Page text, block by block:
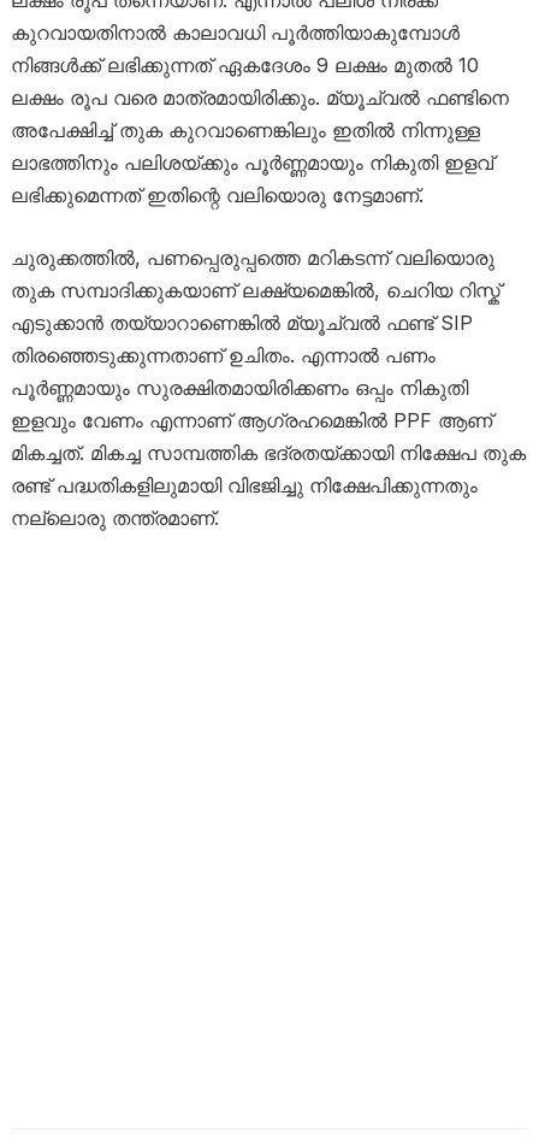
കുറവായതിനാൽ കാലാവധി പൂർത്തിയാകുമ്പോൾ
നിങ്ങൾക്ക് ലഭിക്കുന്നത് ഏകദേശം 9 ലക്ഷം മുതൽ 10
ലക്ഷം രൂപ വരെ മാത്രമായിരിക്കും. മ്യൂച്വൽ ഫണ്ടിനെ
അപേക്ഷിച്ച് തുക കുറവാണെങ്കിലും ഇതിൽ നിന്നുള്ള
ലാഭത്തിനും പലിശയ്ക്കും പൂർണ്ണമായും നികുതി ഇളവ്
ലഭിക്കുമെന്നത് ഇതിന്റെ വലിയൊരു നേട്ടമാണ്.
ചുരുക്കത്തിൽ, പണപ്പെരുപ്പത്തെ മറികടന്ന് വലിയൊരു
തുക സമ്പാദിക്കുകയാണ് ലക്ഷ്യമെങ്കിൽ, ചെറിയ റിസ്ക്
എടുക്കാൻ തയ്യാറാണെങ്കിൽ മ്യൂച്വൽ ഫണ്ട് SIP
തിരഞ്ഞെടുക്കുന്നതാണ് ഉചിതം. എന്നാൽ പണം
പൂർണ്ണമായും സുരക്ഷിതമായിരിക്കണം ഒപ്പം നികുതി
ഇളവും വേണം എന്നാണ് ആഗ്രഹമെങ്കിൽ PPF ആണ്
മികച്ചത്. മികച്ച സാമ്പത്തിക ഭദ്രതയ്ക്കായി നിക്ഷേപ തുക
രണ്ട് പദ്ധതികളിലുമായി വിഭജിച്ചു നിക്ഷേപിക്കുന്നതും
നല്ലൊരു തന്ത്രമാണ്.